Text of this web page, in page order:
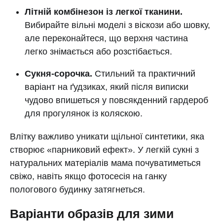
Літній комбінезон із легкої тканини.
Вибирайте вільні моделі з віскози або шовку,
але переконайтеся, що верхня частина
легко знімається або розстібається.
Сукня-сорочка. Стильний та практичний
варіант на ґудзиках, який після виписки
чудово впишеться у повсякденний гардероб
для прогулянок із коляскою.
Влітку важливо уникати щільної синтетики, яка
створює «парниковий ефект». У легкій сукні з
натуральних матеріалів мама почуватиметься
свіжо, навіть якщо фотосесія на ганку
пологового будинку затягнеться.
Варіанти образів для зими